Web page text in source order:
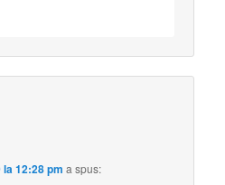
la 12:28 pm a spus: